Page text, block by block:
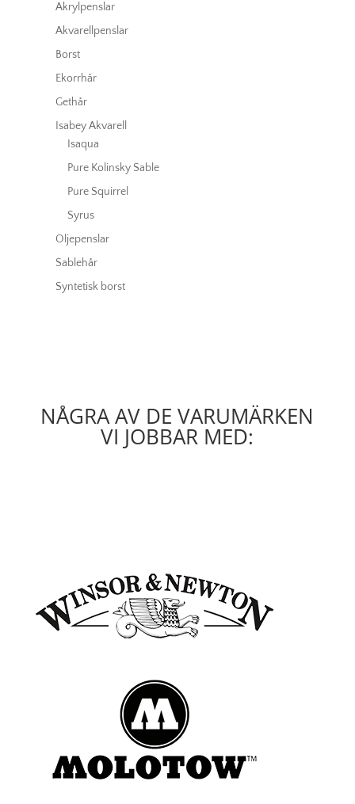
Akrylpenslar
Akvarellpenslar
Borst
Ekorrhår
Gethår
Isabey Akvarell
Isaqua
Pure Kolinsky Sable
Pure Squirrel
Syrus
Oljepenslar
Sablehår
Syntetisk borst
NÅGRA AV DE VARUMÄRKEN
VI JOBBAR MED: